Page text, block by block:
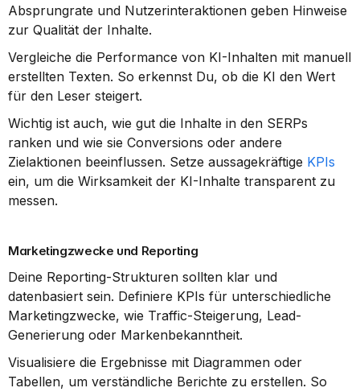
Absprungrate und Nutzerinteraktionen geben Hinweise
zur Qualität der Inhalte.
Vergleiche die Performance von KI-Inhalten mit manuell
erstellten Texten. So erkennst Du, ob die KI den Wert
für den Leser steigert.
Wichtig ist auch, wie gut die Inhalte in den SERPs
ranken und wie sie Conversions oder andere
Zielaktionen beeinflussen. Setze aussagekräftige KPIs
ein, um die Wirksamkeit der KI-Inhalte transparent zu
messen.
Marketingzwecke und Reporting
Deine Reporting-Strukturen sollten klar und
datenbasiert sein. Definiere KPIs für unterschiedliche
Marketingzwecke, wie Traffic-Steigerung, Lead-
Generierung oder Markenbekanntheit.
Visualisiere die Ergebnisse mit Diagrammen oder
Tabellen, um verständliche Berichte zu erstellen. So